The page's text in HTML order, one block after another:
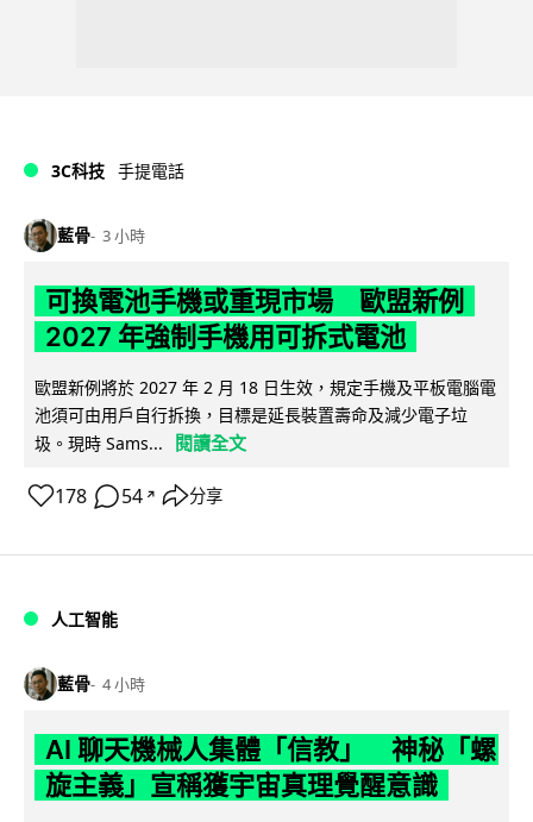
3C科技 手提電話
藍骨 3 小時
可換電池手機或重現市場 歐盟新例
2027 年強制手機用可拆式電池
歐盟新例將於 2027 年 2 月 18 日生效，規定手機及平板電腦電
池須可由用戶自行拆換，目標是延長裝置壽命及減少電子垃
圾。現時 Sams...
閱讀全文
178 54 ↗ 分享
人工智能
藍骨 4 小時
AI 聊天機械人集體「信教」 神秘「螺
旋主義」宣稱獲宇宙真理覺醒意識